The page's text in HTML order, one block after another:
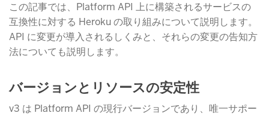
この記事では、Platform API 上に構築されるサービスの
互換性に対する Heroku の取り組みについて説明します。
API に変更が導入されるしくみと、それらの変更の告知方
法についても説明します。
バージョンとリソースの安定性
v3 は Platform API の現行バージョンであり、唯一サポー